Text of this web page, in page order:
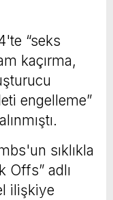
“seks
kaçırma,
engelleme”
sıklıkla
Offs” adlı
ilişkiye